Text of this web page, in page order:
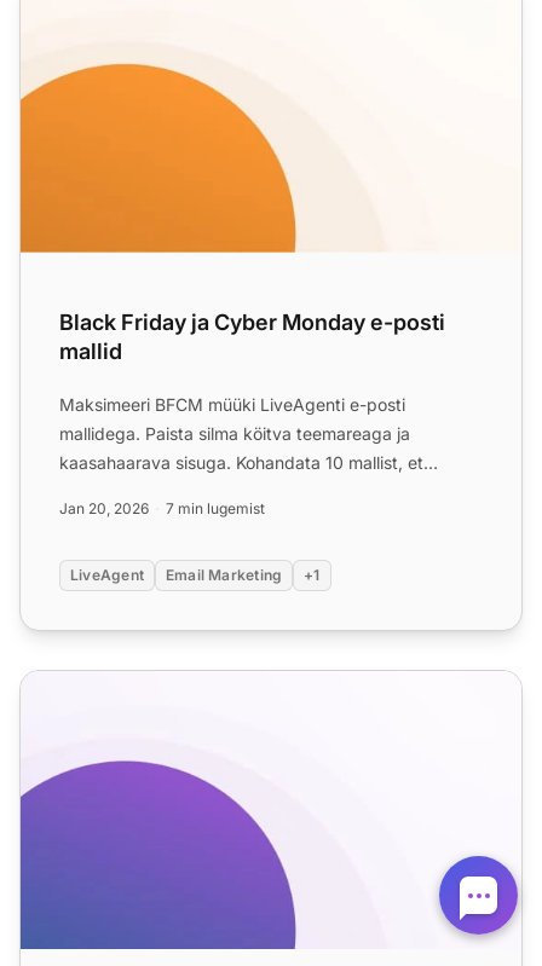
Black Friday ja Cyber Monday e-posti
mallid
Maksimeeri BFCM müüki LiveAgenti e-posti
mallidega. Paista silma köitva teemareaga ja
kaasahaarava sisuga. Kohandata 10 mallist, et
Jan 20, 2026 7 min lugemist
LiveAgent Email Marketing +1
E-kaubanduse e-posti mallid